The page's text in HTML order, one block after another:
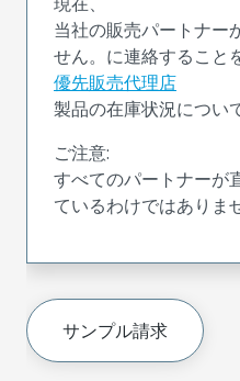
当社の販売パートナー
せん。に連絡すること
優先販売代理店
製品の在庫状況につい
ご注意:
すべてのパートナーが
ているわけではありま
サンプル請求